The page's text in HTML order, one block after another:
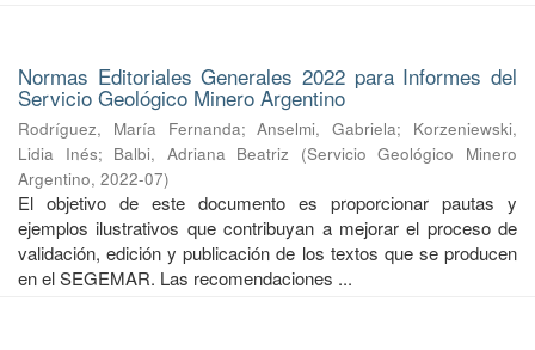
Normas Editoriales Generales 2022 para Informes del
Servicio Geológico Minero Argentino
Rodríguez, María Fernanda;Anselmi, Gabriela; Korzeniewski,
Lidia Inés; Balbi, Adriana Beatriz (Servicio Geológico Minero
Argentino, 2022-07)
El objetivo de este documento es proporcionar pautas y
ejemplos ilustrativos que contribuyan a mejorar el proceso de
validación, edición y publicación de los textos que se producen
en el SEGEMAR. Las recomendaciones ...